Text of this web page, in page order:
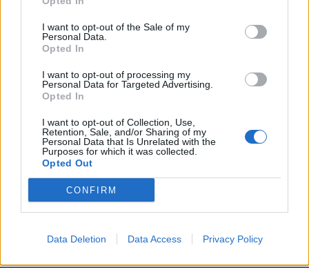
I want to opt-out of the Sale of my
Personal Data.
Opted In
I want to opt-out of processing my
Personal Data for Targeted Advertising.
Opted In
I want to opt-out of Collection, Use,
Retention, Sale, and/or Sharing of my
Personal Data that Is Unrelated with the
Purposes for which it was collected.
Opted Out
CONFIRM
Data Deletion Data Access Privacy Policy
Esim for Global|Esim for Europe|Esim for Caribbean
Esim for USA|
for Turkey|Esim for Germany|Esim for Greece|Esim
Esim for World Cup 2026
Arabia|Esim for Egypt|Esim for United Arab
for China| Esim for United Kingdom |Esim for Africa